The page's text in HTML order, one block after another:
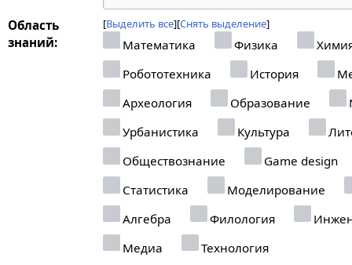
Область
знаний:
Выделить все Снять выделение
Математика Физика
Робототехника
История
Археология
Образование
Урбанистика
Культура
Обществознание
Game design
Статистика
Моделирование
Алгебра
Филология
Медиа
Технология